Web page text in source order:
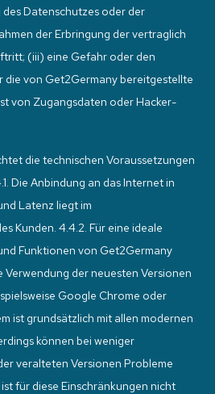
Datenschutzes oder der
der Erbringung der vertraglich
(iii) eine Gefahr oder den
die von Get2Germany bereitgestellte
von Zugangsdaten oder Hacker-
die technischen Voraussetzungen
Die Anbindung an das Internet in
Latenz liegt im
Kunden. 4.4.2. Für eine ideale
Funktionen von Get2Germany
Verwendung der neuesten Versionen
Google Chrome oder
ist grundsätzlich mit allen modernen
können bei weniger
veralteten Versionen Probleme
für diese Einschränkungen nicht